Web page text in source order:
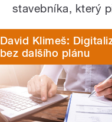
stavebníka, který
David Klimeš:
bez dalšího plánu